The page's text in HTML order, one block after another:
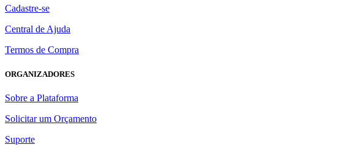
Cadastre-se
Central de Ajuda
Termos de Compra
ORGANIZADORES
Sobre a Plataforma
Solicitar um Orçamento
Suporte